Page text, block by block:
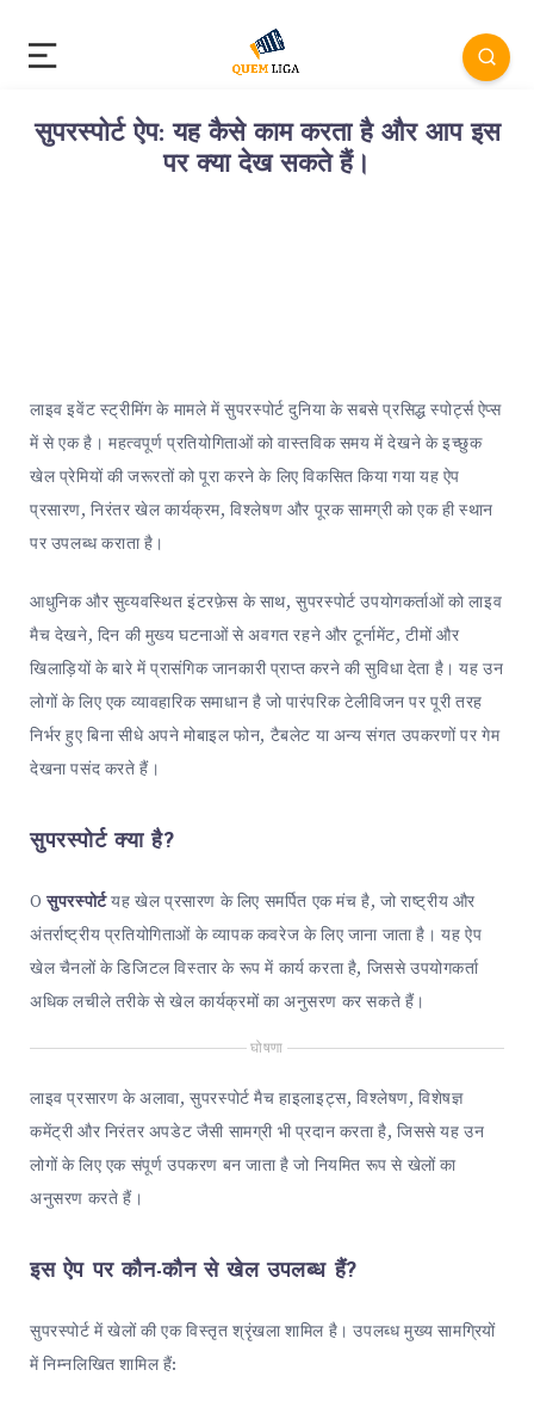
सुपरस्पोर्ट ऐप: यह कैसे काम करता है और आप इस
पर क्या देख सकते हैं।
लाइव इवेंट स्ट्रीमिंग के मामले में सुपरस्पोर्ट दुनिया के सबसे प्रसिद्ध स्पोर्ट्स ऐप्स
में से एक है। महत्वपूर्ण प्रतियोगिताओं को वास्तविक समय में देखने के इच्छुक
खेल प्रेमियों की जरूरतों को पूरा करने के लिए विकसित किया गया यह ऐप
प्रसारण, निरंतर खेल कार्यक्रम, विश्लेषण और पूरक सामग्री को एक ही स्थान
पर उपलब्ध कराता है।
आधुनिक और सुव्यवस्थित इंटरफ़ेस के साथ, सुपरस्पोर्ट उपयोगकर्ताओं को लाइव
मैच देखने, दिन की मुख्य घटनाओं से अवगत रहने और टूर्नामेंट, टीमों और
खिलाड़ियों के बारे में प्रासंगिक जानकारी प्राप्त करने की सुविधा देता है। यह उन
लोगों के लिए एक व्यावहारिक समाधान है जो पारंपरिक टेलीविजन पर पूरी तरह
निर्भर हुए बिना सीधे अपने मोबाइल फोन, टैबलेट या अन्य संगत उपकरणों पर गेम
देखना पसंद करते हैं।
सुपरस्पोर्ट क्या है?
Oसुपरस्पोर्टयह खेल प्रसारण के लिए समर्पित एक मंच है, जो राष्ट्रीय और
अंतर्राष्ट्रीय प्रतियोगिताओं के व्यापक कवरेज के लिए जाना जाता है। यह ऐप
खेल चैनलों के डिजिटल विस्तार के रूप में कार्य करता है, जिससे उपयोगकर्ता
अधिक लचीले तरीके से खेल कार्यक्रमों का अनुसरण कर सकते हैं।
घोषणा
लाइव प्रसारण के अलावा, सुपरस्पोर्ट मैच हाइलाइट्स, विश्लेषण, विशेषज्ञ
कमेंट्री और निरंतर अपडेट जैसी सामग्री भी प्रदान करता है, जिससे यह उन
लोगों के लिए एक संपूर्ण उपकरण बन जाता है जो नियमित रूप से खेलों का
अनुसरण करते हैं।
इस ऐप पर कौन-कौन से खेल उपलब्ध हैं?
सुपरस्पोर्ट में खेलों की एक विस्तृत श्रृंखला शामिल है। उपलब्ध मुख्य सामग्रियों
में निम्नलिखित शामिल हैं: